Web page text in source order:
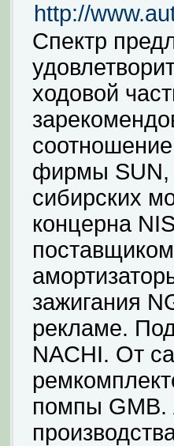
http://
Спектр
ходовой
фирмы SUN,
сибирских
концерна
зажигания
рекламе.
NACHI. От
помпы GMB.